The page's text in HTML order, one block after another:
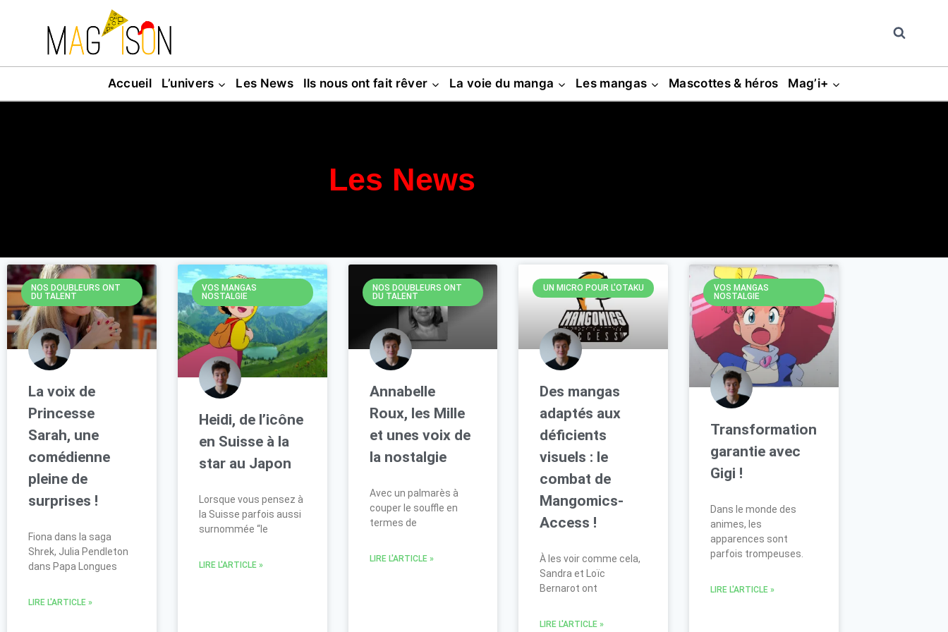
Accueil L’univers Les News Ils nous ont fait rêver La voie du manga Les mangas Mascottes & héros Mag’i+
Les News
NOS DOUBLEURS ONT
DU TALENT
La voix de
Princesse
Sarah, une
comédienne
pleine de
surprises !
Fiona dans la saga
Shrek, Julia Pendleton
dans Papa Longues
LIRE L'ARTICLE »
VOS MANGAS
NOSTALGIE
Heidi, de l’icône
en Suisse à la
star au Japon
Lorsque vous pensez à
la Suisse parfois aussi
surnommée “le
LIRE L'ARTICLE »
NOS DOUBLEURS ONT
DU TALENT
Annabelle
Roux, les Mille
et unes voix de
la nostalgie
Avec un palmarès à
couper le souffle en
termes de
LIRE L'ARTICLE »
UN MICRO POUR L'OTAKU
Des mangas
adaptés aux
déficients
visuels : le
combat de
Mangomics-
Access !
À les voir comme cela,
Sandra et Loïc
Bernarot ont
LIRE L'ARTICLE »
VOS MANGAS
NOSTALGIE
Transformation
garantie avec
Gigi !
Dans le monde des
animes, les
apparences sont
parfois trompeuses.
LIRE L'ARTICLE »